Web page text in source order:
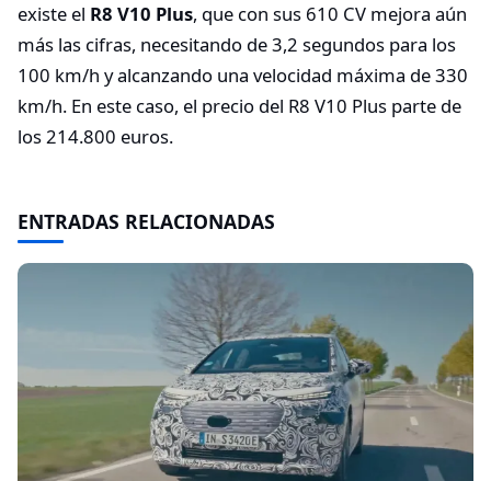
existe el R8 V10 Plus, que con sus 610 CV mejora aún
más las cifras, necesitando de 3,2 segundos para los
100 km/h y alcanzando una velocidad máxima de 330
km/h. En este caso, el precio del R8 V10 Plus parte de
los 214.800 euros.
ENTRADAS RELACIONADAS